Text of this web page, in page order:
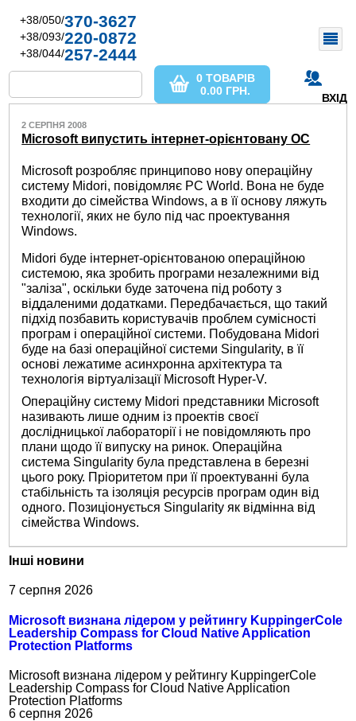
+38/050/370-3627
+38/093/220-0872
+38/044/257-2444
ВХІД
0 ТОВАРІВ
0.00 ГРН.
2 СЕРПНЯ 2008
Microsoft випустить інтернет-орієнтовану ОС
Microsoft розробляє принципово нову операційну
систему Midori, повідомляє PC World. Вона не буде
входити до сімейства Windows, а в її основу ляжуть
технології, яких не було під час проектування
Windows.
Midori буде інтернет-орієнтованою операційною
системою, яка зробить програми незалежними від
"заліза", оскільки буде заточена під роботу з
віддаленими додатками. Передбачається, що такий
підхід позбавить користувачів проблем сумісності
програм і операційної системи. Побудована Midori
буде на базі операційної системи Singularity, в її
основі лежатиме асинхронна архітектура та
технологія віртуалізації Microsoft Hyper-V.
Операційну систему Midori представники Microsoft
називають лише одним із проектів своєї
дослідницької лабораторії і не повідомляють про
плани щодо її випуску на ринок. Операційна
система Singularity була представлена ​​в березні
цього року. Пріоритетом при її проектуванні була
стабільність та ізоляція ресурсів програм один від
одного. Позиціонується Singularity як відмінна від
сімейства Windows.
Інші новини
7 серпня 2026
Microsoft визнана лідером у рейтингу KuppingerCole
Leadership Compass for Cloud Native Application
Protection Platforms
Microsoft визнана лідером у рейтингу KuppingerCole
Leadership Compass for Cloud Native Application
Protection Platforms
6 серпня 2026